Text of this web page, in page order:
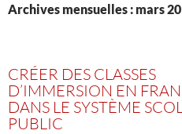
Archives mensuelles : mars
CRÉER DES CLASSES
D’IMMERSION EN
DANS LE SYSTÈME
PUBLIC